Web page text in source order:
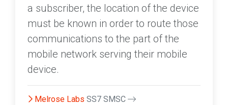
a subscriber, the location of the device
must be known in order to route those
communications to the part of the
mobile network serving their mobile
device.
Melrose Labs SS7 SMSC